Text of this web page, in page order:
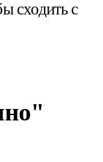
сходить с